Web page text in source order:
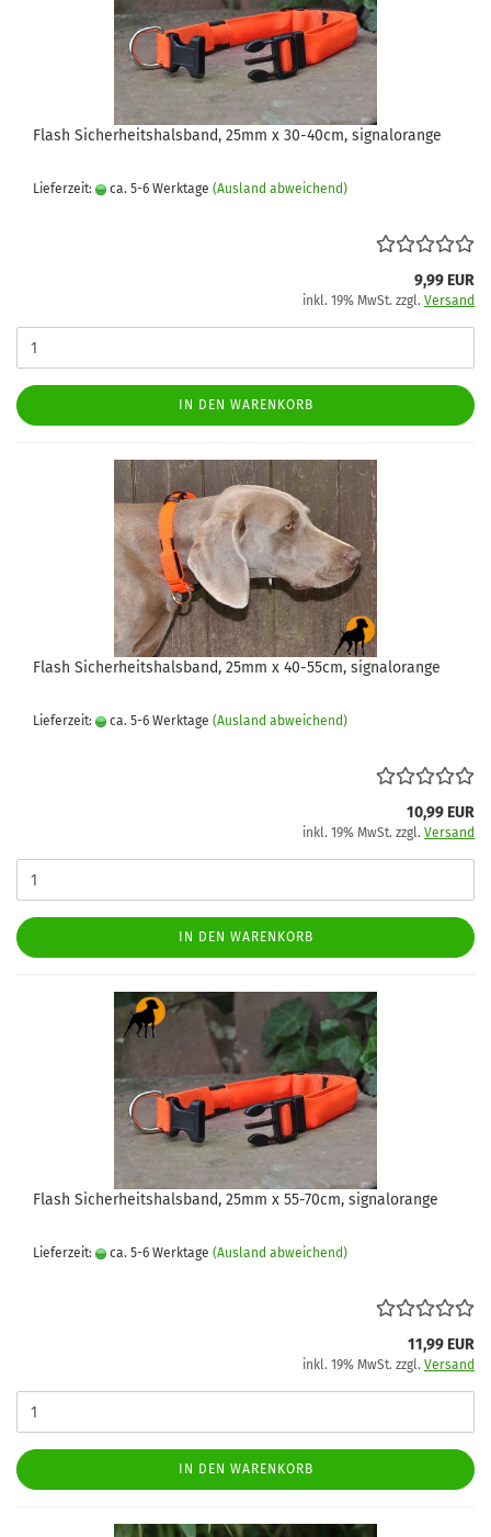
Flash Sicherheitshalsband, 25mm x 30-40cm, signalorange
Lieferzeit: ca. 5-6 Werktage (Ausland abweichend)
9,99 EUR
inkl. 19% MwSt. zzgl. Versand
IN DEN WARENKORB
Flash Sicherheitshalsband, 25mm x 40-55cm, signalorange
Lieferzeit: ca. 5-6 Werktage (Ausland abweichend)
10,99 EUR
inkl. 19% MwSt. zzgl. Versand
IN DEN WARENKORB
Flash Sicherheitshalsband, 25mm x 55-70cm, signalorange
Lieferzeit: ca. 5-6 Werktage (Ausland abweichend)
11,99 EUR
inkl. 19% MwSt. zzgl. Versand
IN DEN WARENKORB